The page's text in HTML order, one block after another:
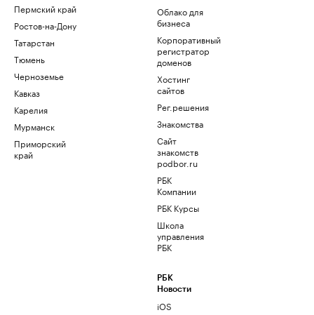
Пермский край
Ростов-на-Дону
Татарстан
Тюмень
Черноземье
Кавказ
Карелия
Мурманск
Приморский
край
Облако для
бизнеса
Корпоративный
регистратор
доменов
Хостинг
сайтов
Рег.решения
Знакомства
Сайт
знакомств
podbor.ru
РБК
Компании
РБК Курсы
Школа
управления
РБК
РБК
Новости
iOS